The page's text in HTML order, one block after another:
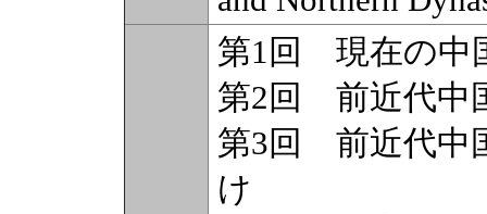
第1回 現在の中
第2回 前近代中
第3回 前近代中
け